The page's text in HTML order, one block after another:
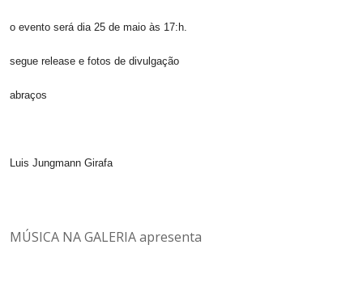
o evento será dia 25 de maio às 17:h.
segue release e fotos de divulgação
abraços
Luis Jungmann Girafa
MÚSICA NA GALERIA apresenta